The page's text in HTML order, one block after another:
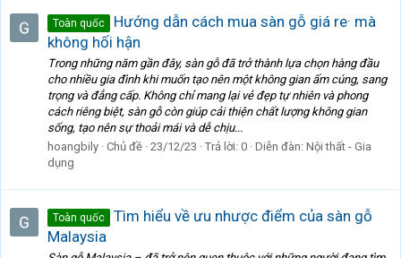
Toàn quốc
Hướng dẫn cách mua sàn gỗ giá re· mà
không hối hận
Trong những năm gần đây, sàn gỗ đã trở thành lựa chọn hàng đầu
cho nhiều gia đình khi muốn tạo nên một không gian ấm cúng, sang
trọng và đẳng cấp. Không chỉ mang lại vẻ đẹp tự nhiên và phong
cách riêng biệt, sàn gỗ còn giúp cải thiện chất lượng không gian
sống, tạo nên sự thoải mái và dễ chịu...
hoangbily Chủ đề 23/12/23 Trả lời: 0 Diễn đàn: Nội thất - Gia
dụng
Toàn quốc
Tìm hiểu về ưu nhược điểm của sàn gỗ
Malaysia